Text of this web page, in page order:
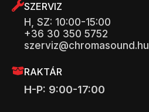
SZERVIZ
H, SZ: 10:00-15:00
+36 30 350 5752
szerviz@chromasound.hu
RAKTÁR
H-P: 9:00-17:00